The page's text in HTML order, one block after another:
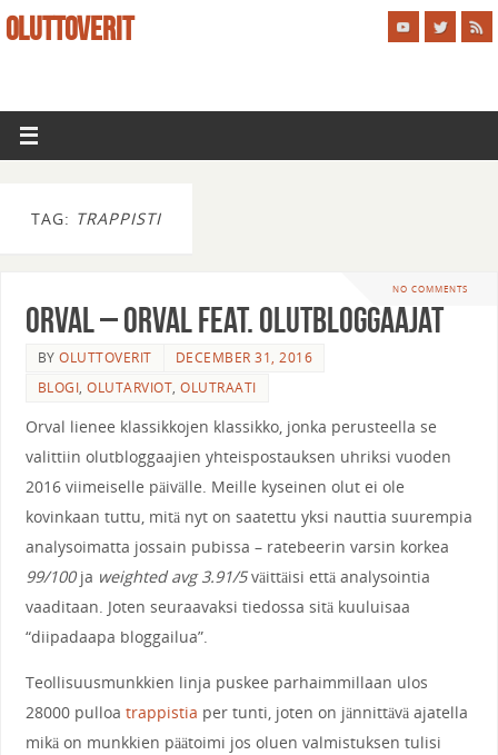
OLUTTOVERIT
TAG: TRAPPISTI
NO COMMENTS
Orval – Orval feat. Olutbloggaajat
BYOLUTTOVERIT
DECEMBER 31, 2016
BLOGI,OLUTARVIOT,OLUTRAATI
Orval lienee klassikkojen klassikko, jonka perusteella se
valittiin olutbloggaajien yhteispostauksen uhriksi vuoden
2016 viimeiselle päivälle. Meille kyseinen olut ei ole
kovinkaan tuttu, mitä nyt on saatettu yksi nauttia suurempia
analysoimatta jossain pubissa – ratebeerin varsin korkea
99/100ja weighted avg 3.91/5väittäisi että analysointia
vaaditaan. Joten seuraavaksi tiedossa sitä kuuluisaa
“diipadaapa bloggailua”.
Teollisuusmunkkien linja puskee parhaimmillaan ulos
28000 pulloa trappistia per tunti, joten on jännittävä ajatella
mikä on munkkien päätoimi jos oluen valmistuksen tulisi